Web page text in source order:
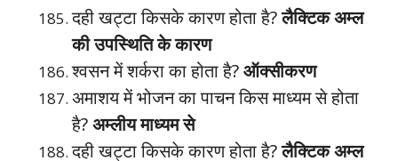
दही खट्टा किसके कारण होता है?लैक्टिक अम्ल
की उपस्थिति के कारण
श्वसन में शर्करा का होता है?ऑक्सीकरण
अमाशय में भोजन का पाचन किस माध्यम से होता
है?अम्लीय माध्यम से
दही खट्टा किसके कारण होता है?लैक्टिक अम्ल